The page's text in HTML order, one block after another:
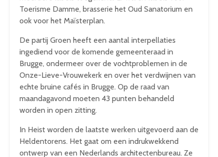
Toerisme Damme, brasserie het Oud Sanatorium en
ook voor het Maïsterplan.
De partij Groen heeft een aantal interpellaties
ingediend voor de komende gemeenteraad in
Brugge, ondermeer over de vochtproblemen in de
Onze-Lieve-Vrouwekerk en over het verdwijnen van
echte bruine cafés in Brugge. Op de raad van
maandagavond moeten 43 punten behandeld
worden in open zitting.
In Heist worden de laatste werken uitgevoerd aan de
Heldentorens. Het gaat om een indrukwekkend
ontwerp van een Nederlands architectenbureau. Ze